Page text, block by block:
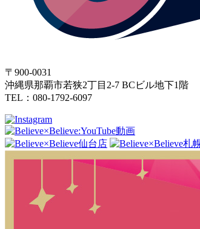
〒900-0031
沖縄県那覇市若狭2丁目2-7 BCビル地下1階
TEL：080-1792-6097